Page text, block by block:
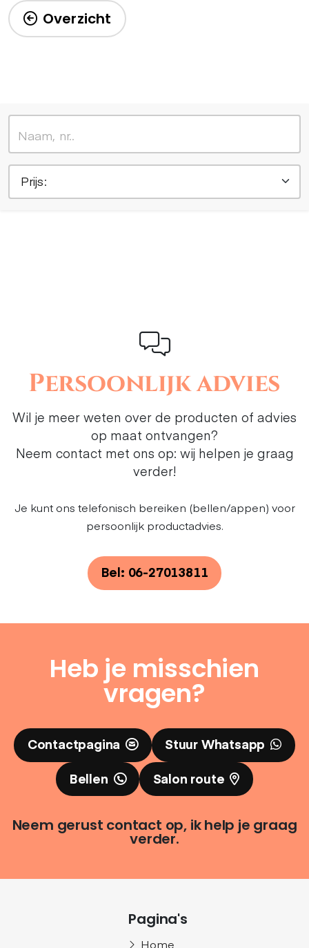
Overzicht
Persoonlijk advies
Wil je meer weten over de producten of advies
op maat ontvangen?
Neem contact met ons op: wij helpen je graag
verder!
Je kunt ons telefonisch bereiken (bellen/appen) voor
persoonlijk productadvies.
Bel: 06-27013811
Heb je misschien
vragen?
Contactpagina
Stuur Whatsapp
Bellen
Salon route
Neem gerust contact op, ik help je graag
verder.
Pagina's
Home